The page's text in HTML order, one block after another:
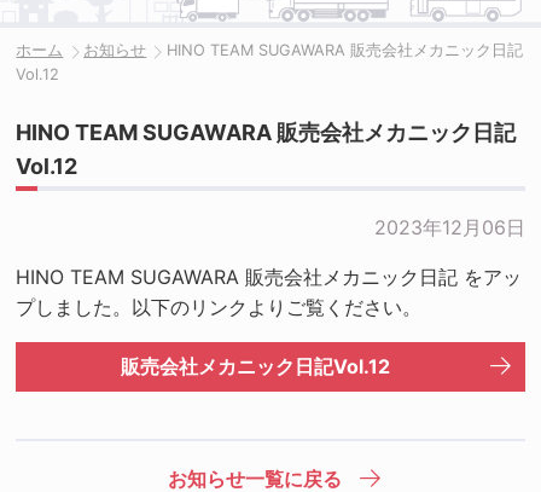
ホーム お知らせ
HINO TEAM SUGAWARA 販売会社メカニック日記
Vol.12
HINO TEAM SUGAWARA 販売会社メカニック日記
Vol.12
2023年12月06日
HINO TEAM SUGAWARA 販売会社メカニック日記 をアッ
プしました。以下のリンクよりご覧ください。
販売会社メカニック日記Vol.12
お知らせ一覧に戻る